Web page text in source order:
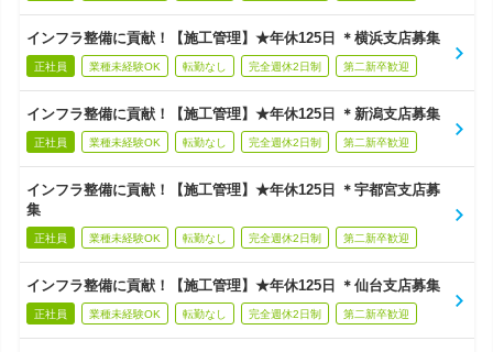
インフラ整備に貢献！【施工管理】★年休125日 ＊横浜支店募集
正社員 業種未経験OK 転勤なし 完全週休2日制 第二新卒歓迎
インフラ整備に貢献！【施工管理】★年休125日 ＊新潟支店募集
正社員 業種未経験OK 転勤なし 完全週休2日制 第二新卒歓迎
インフラ整備に貢献！【施工管理】★年休125日 ＊宇都宮支店募
集
正社員 業種未経験OK 転勤なし 完全週休2日制 第二新卒歓迎
インフラ整備に貢献！【施工管理】★年休125日 ＊仙台支店募集
正社員 業種未経験OK 転勤なし 完全週休2日制 第二新卒歓迎